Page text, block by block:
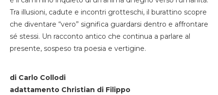
Tra illusioni, cadute e incontri grotteschi, il burattino scopre
che diventare “vero” significa guardarsi dentro e affrontare
sé stessi. Un racconto antico che continua a parlare al
presente, sospeso tra poesia e vertigine.
di Carlo Collodi
adattamento Christian di Filippo